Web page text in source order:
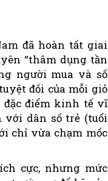
đã hoàn tất giai
“thâm dụng tần
người mua và số
đối của mỗi giỏ
điểm kinh tế vĩ
với dân số trẻ (tuổi
chỉ vừa chạm mốc
cực, nhưng mức